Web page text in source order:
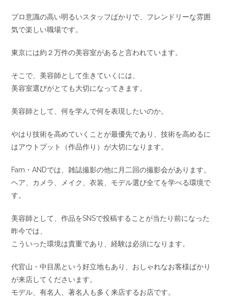
プロ意識の高い明るいスタッフばかりで、フレンドリーな雰囲
気で楽しい職場です。
東京には約２万件の美容室があると言われています。
そこで、美容師として生きていくには、
美容室選びがとても大切になってきます。
美容師として、何を学んで何を表現したいのか。
やはり技術を高めていくことが最優先であり、技術を高めるに
はアウトプット（作品作り）が大切になります。
Fam・ANDでは、雑誌撮影の他に月二回の撮影会があります。
ヘア、カメラ、メイク、衣装、モデル選び全てを学べる環境で
す。
美容師として、作品をSNSで投稿することが当たり前になった
昨今では、
こういった環境は貴重であり、経験は必須になります。
代官山・中目黒という好立地もあり、おしゃれなお客様ばかり
が来店してくださいます。
モデル、有名人、著名人も多く来店するお店です。